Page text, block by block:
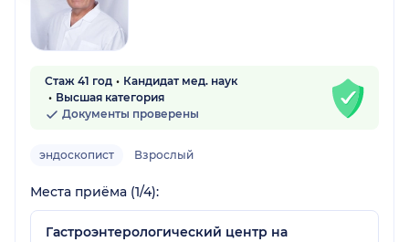
Стаж 41 год
Кандидат мед. наук
Высшая категория
Документы проверены
эндоскопист Взрослый
Места приёма (1/4):
Гастроэнтерологический центр на